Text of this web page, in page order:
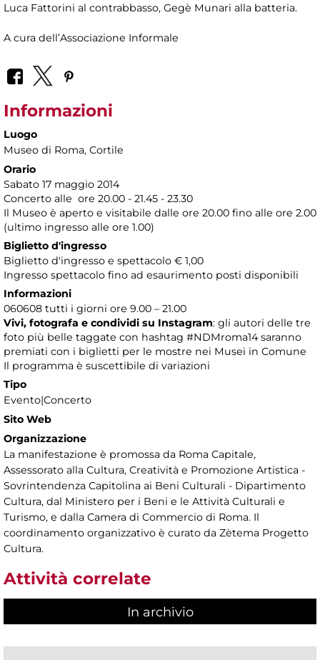
Luca Fattorini al contrabbasso, Gegè Munari alla batteria.
A cura dell’Associazione Informale
Informazioni
Luogo
Museo di Roma, Cortile
Orario
Sabato 17 maggio 2014
Concerto alle ore 20.00 - 21.45 - 23.30
Il Museo è aperto e visitabile dalle ore 20.00 fino alle ore 2.00
(ultimo ingresso alle ore 1.00)
Biglietto d'ingresso
Biglietto d'ingresso e spettacolo € 1,00
Ingresso spettacolo fino ad esaurimento posti disponibili
Informazioni
060608 tutti i giorni ore 9.00 – 21.00
Vivi, fotografa e condividi su Instagram: gli autori delle tre
foto più belle taggate con hashtag #NDMroma14 saranno
premiati con i biglietti per le mostre nei Musei in Comune
Il programma è suscettibile di variazioni
Tipo
Evento|Concerto
Sito Web
Organizzazione
La manifestazione è promossa da Roma Capitale,
Assessorato alla Cultura, Creatività e Promozione Artistica -
Sovrintendenza Capitolina ai Beni Culturali - Dipartimento
Cultura, dal Ministero per i Beni e le Attività Culturali e
Turismo, e dalla Camera di Commercio di Roma. Il
coordinamento organizzativo è curato da Zètema Progetto
Cultura.
Attività correlate
In archivio